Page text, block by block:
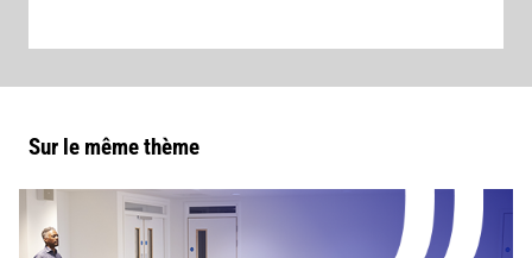
Sur le même thème